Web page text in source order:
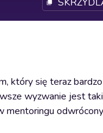
który się teraz
wyzwanie jest